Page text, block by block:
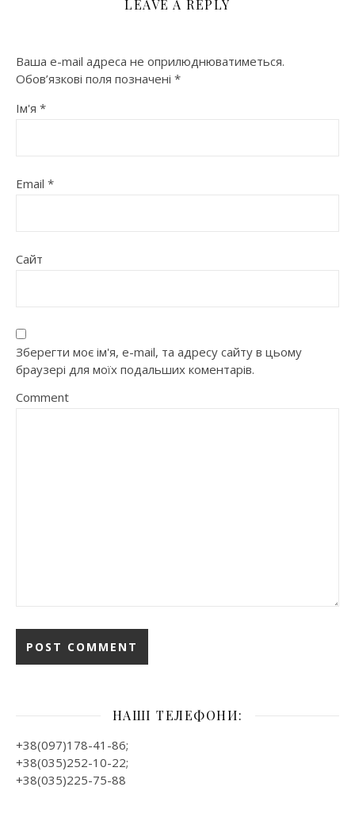
LEAVE A REPLY
Ваша e-mail адреса не оприлюднюватиметься.
Обов’язкові поля позначені *
Ім'я *
Email *
Сайт
Зберегти моє ім'я, e-mail, та адресу сайту в цьому
браузері для моїх подальших коментарів.
Comment
НАШІ ТЕЛЕФОНИ:
+38(097)178-41-86;
+38(035)252-10-22;
+38(035)225-75-88